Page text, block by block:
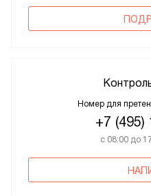
Номер для
+7 (495)
с 08:00 до